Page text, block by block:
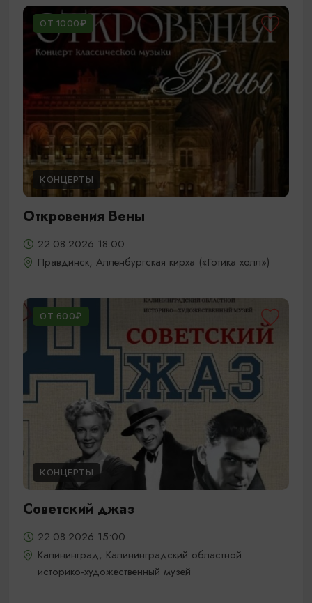
ОТ 1000₽
КОНЦЕРТЫ
Откровения Вены
22.08.2026 18:00
Правдинск, Алленбургская кирха («Готика холл»)
ОТ 600₽
КОНЦЕРТЫ
Советский джаз
22.08.2026 15:00
Калининград, Калининградский областной
историко-художественный музей